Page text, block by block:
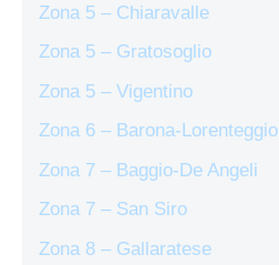
Zona 5 – Chiaravalle
Zona 5 – Gratosoglio
Zona 5 – Vigentino
Zona 6 – Barona-Lorenteggio
Zona 7 – Baggio-De Angeli
Zona 7 – San Siro
Zona 8 – Gallaratese